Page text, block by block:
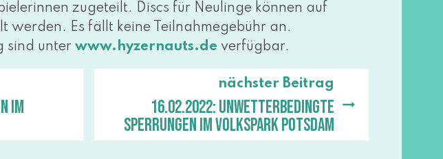
zuge­teilt. Discs für Neulinge kön­nen auf
wer­den. Es fällt kei­ne Teilnahmegebühr an.
sind unter www​.hyzer​n​auts​.de verfügbar.
im
nächster Beitrag
16.02.2022: Unwetterbedingte
Sperrungen im Volkspark Potsdam